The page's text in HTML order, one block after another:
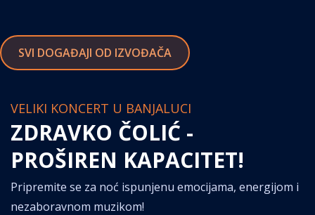
VELIKI KONCERT U BANJALUCI
ZDRAVKO ČOLIĆ -
PROŠIREN KAPACITET!
Pripremite se za noć ispunjenu emocijama, energijom i
nezaboravnom muzikom!
SVI DOGAĐAJI OD IZVOĐAČA